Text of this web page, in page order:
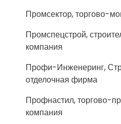
Промсектор, торгово-
Промспецстрой,
компания
Профи-Инженеринг,
отделочная фирма
Профнастил, торгово-
компания